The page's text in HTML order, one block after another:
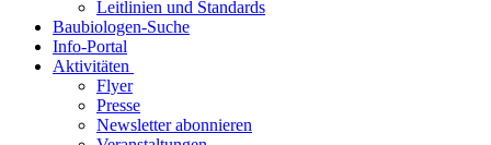
Leitlinien und Standards
Baubiologen-Suche
Info-Portal
Aktivitäten
Flyer
Presse
Newsletter abonnieren